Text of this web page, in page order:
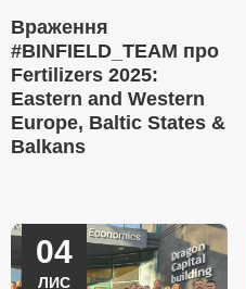
Враження
#BINFIELD_TEAM про
Fertilizers 2025:
Eastern and Western
Europe, Baltic States &
Balkans
04
ЛИС